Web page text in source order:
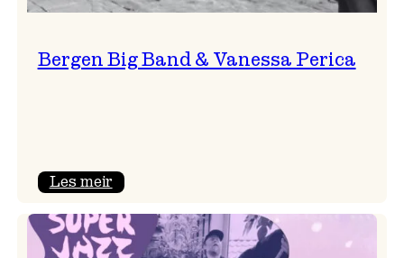
Bergen Big Band & Vanessa Perica
Les meir:
Big
Band